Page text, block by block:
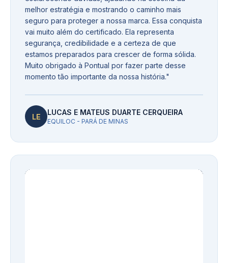
melhor estratégia e mostrando o caminho mais
seguro para proteger a nossa marca. Essa conquista
vai muito além do certificado. Ela representa
segurança, credibilidade e a certeza de que
estamos preparados para crescer de forma sólida.
Muito obrigado à Pontual por fazer parte desse
momento tão importante da nossa história."
LE LUCAS E MATEUS DUARTE CERQUEIRA
EQUILOC - PARÁ DE MINAS